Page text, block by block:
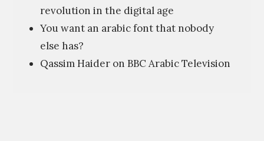
revolution in the digital age
You want an arabic font that nobody
else has?
Qassim Haider on BBC Arabic Television